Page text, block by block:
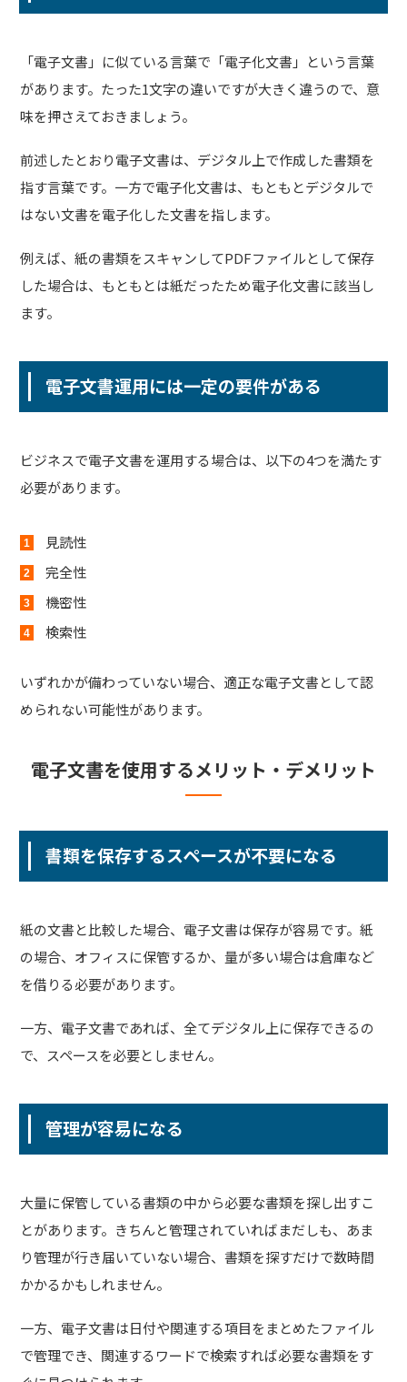
「電子文書」に似ている言葉で「電子化文書」という言葉
があります。たった1文字の違いですが大きく違うので、意
味を押さえておきましょう。
前述したとおり電子文書は、デジタル上で作成した書類を
指す言葉です。一方で電子化文書は、もともとデジタルで
はない文書を電子化した文書を指します。
例えば、紙の書類をスキャンしてPDFファイルとして保存
した場合は、もともとは紙だったため電子化文書に該当し
ます。
電子文書運用には一定の要件がある
ビジネスで電子文書を運用する場合は、以下の4つを満たす
必要があります。
見読性
完全性
機密性
検索性
いずれかが備わっていない場合、適正な電子文書として認
められない可能性があります。
電子文書を使用するメリット・デメリット
書類を保存するスペースが不要になる
紙の文書と比較した場合、電子文書は保存が容易です。紙
の場合、オフィスに保管するか、量が多い場合は倉庫など
を借りる必要があります。
一方、電子文書であれば、全てデジタル上に保存できるの
で、スペースを必要としません。
管理が容易になる
大量に保管している書類の中から必要な書類を探し出すこ
とがあります。きちんと管理されていればまだしも、あま
り管理が行き届いていない場合、書類を探すだけで数時間
かかるかもしれません。
一方、電子文書は日付や関連する項目をまとめたファイル
で管理でき、関連するワードで検索すれば必要な書類をす